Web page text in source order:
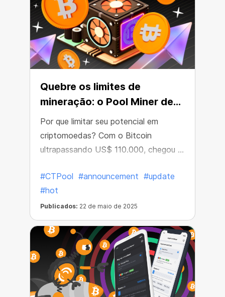
escolha perfeita para mineração em
movimento.
Quebre os limites de
mineração: o Pool Miner de
100 MH/s chegou!
Por que limitar seu potencial em
criptomoedas? Com o Bitcoin
ultrapassando US$ 110.000, chegou a
CT Pool está tornando isso mais fácil
do que nunca.
#CTPool #announcement #update
#hot
Publicados: 22 de maio de 2025